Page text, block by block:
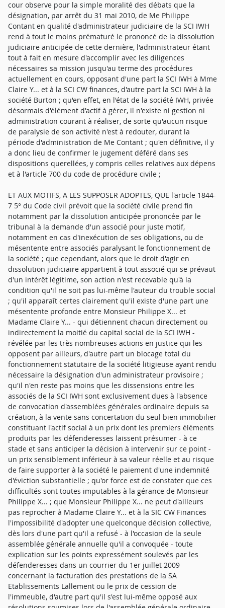
cour observe pour la simple moralité des débats que la
désignation, par arrêt du 31 mai 2010, de Me Philippe
Contant en qualité d'administrateur judiciaire de la SCI IWH
rend à tout le moins prématuré le prononcé de la dissolution
judiciaire anticipée de cette dernière, l'administrateur étant
tout à fait en mesure d'accomplir avec les diligences
nécessaires sa mission jusqu'au terme des procédures
actuellement en cours, opposant d'une part la SCI IWH à Mme
Claire Y... et à la SCI CW finances, d'autre part la SCI IWH à la
société Burton ; qu'en effet, en l'état de la société IWH, privée
désormais d'élément d'actif à gérer, il n'existe ni gestion ni
administration courant à réaliser, de sorte qu'aucun risque
de paralysie de son activité n'est à redouter, durant la
période d'administration de Me Contant ; qu'en définitive, il y
a donc lieu de confirmer le jugement déféré dans ses
dispositions querellées, y compris celles relatives aux dépens
et à l'article 700 du code de procédure civile ;
ET AUX MOTIFS, A LES SUPPOSER ADOPTES, QUE l'article 1844-
7 5° du Code civil prévoit que la société civile prend fin
notamment par la dissolution anticipée prononcée par le
tribunal à la demande d'un associé pour juste motif,
notamment en cas d'inexécution de ses obligations, ou de
mésentente entre associés paralysant le fonctionnement de
la société ; que cependant, alors que le droit d'agir en
dissolution judiciaire appartient à tout associé qui se prévaut
d'un intérêt légitime, son action n'est recevable qu'à la
condition qu'il ne soit pas lui-même l'auteur du trouble social
; qu'il apparaît certes clairement qu'il existe d'une part une
mésentente profonde entre Monsieur Philippe X... et
Madame Claire Y... - qui détiennent chacun directement ou
indirectement la moitié du capital social de la SCI IWH -
révélée par les très nombreuses actions en justice qui les
opposent par ailleurs, d'autre part un blocage total du
fonctionnement statutaire de la société litigieuse ayant rendu
nécessaire la désignation d'un administrateur provisoire ;
qu'il n'en reste pas moins que les dissensions entre les
associés de la SCI IWH sont exclusivement dues à l'absence
de convocation d'assemblées générales ordinaire depuis sa
création, à la vente sans concertation du seul bien immobilier
constituant l'actif social à un prix dont les premiers éléments
produits par les défenderesses laissent présumer - à ce
stade et sans anticiper la décision à intervenir sur ce point -
un prix sensiblement inférieur à sa valeur réelle et au risque
de faire supporter à la société le paiement d'une indemnité
d'éviction substantielle ; qu'or force est de constater que ces
difficultés sont toutes imputables à la gérance de Monsieur
Philippe X... ; que Monsieur Philippe X... ne peut d'ailleurs
pas reprocher à Madame Claire Y... et à la SIC CW Finances
l'impossibilité d'adopter une quelconque décision collective,
dès lors d'une part qu'il a refusé - à l'occasion de la seule
assemblée générale annuelle qu'il a convoquée - toute
explication sur les points expressément soulevés par les
défenderesses dans un courrier du 1er juillet 2009
concernant la facturation des prestations de la SA
Etablissements Lallement ou le prix de cession de
l'immeuble, d'autre part qu'il s'est lui-même opposé aux